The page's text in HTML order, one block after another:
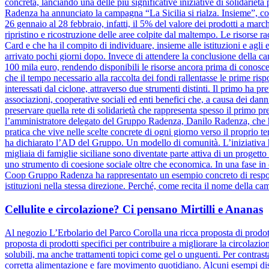
concreta, lanciando una delle più significative iniziative di
Radenza ha annunciato la campagna “La Sicilia si rialza.
26 gennaio al 28 febbraio, infatti, il 5% del valore dei prodotti a
ripristino e ricostruzione delle aree colpite dal maltempo. Le risorse
Card e che ha il compito di individuare, insieme alle istituzioni e agli
arrivato pochi giorni dopo. Invece di attendere la conclusione della
100 mila euro, rendendo disponibili le risorse ancora prima di
che il tempo necessario alla raccolta dei fondi rallentasse le prime
interessati dal ciclone, attraverso due strumenti distinti. Il primo ha
associazioni, cooperative sociali ed enti benefici che, a causa dei
preservare quella rete di solidarietà che rappresenta spesso il primo
l’amministratore delegato del Gruppo Radenza, Danilo Radenza,
pratica che vive nelle scelte concrete di ogni giorno verso il proprio
ha dichiarato l’AD del Gruppo. Un modello di comunità. L’iniziativa
migliaia di famiglie siciliane sono diventate parte attiva di un
uno strumento di coesione sociale oltre che economica. In una fase
Coop Gruppo Radenza ha rappresentato un esempio concreto di
istituzioni nella stessa direzione. Perché, come recita il nome della
Cellulite e circolazione? Ci pensano Mirtilli e Ananas
Al negozio L’Erbolario del Parco Corolla una ricca proposta di
proposta di prodotti specifici per contribuire a migliorare la
solubili, ma anche trattamenti topici come gel o unguenti. Per
corretta alimentazione e fare movimento quotidiano. Alcuni esempi